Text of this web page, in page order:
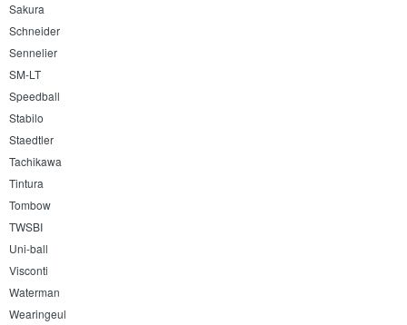
Sakura
Schneider
Sennelier
SM-LT
Speedball
Stabilo
Staedtler
Tachikawa
Tintura
Tombow
TWSBI
Uni-ball
Visconti
Waterman
Wearingeul